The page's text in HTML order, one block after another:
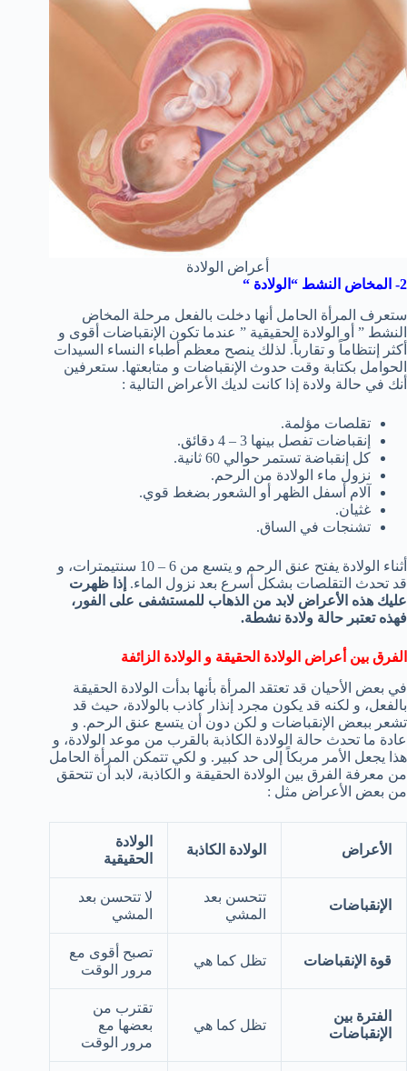
أعراض الولادة
2- المخاض النشط “الولادة “
ستعرف المرأة الحامل أنها دخلت بالفعل مرحلة المخاض
النشط ” أو الولادة الحقيقية ” عندما تكون الإنقباضات أقوى و
أكثر إنتظاماً و تقارباً. لذلك ينصح معظم أطباء النساء السيدات
الحوامل بكتابة وقت حدوث الإنقباضات و متابعتها. ستعرفين
أنك في حالة ولادة إذا كانت لديك الأعراض التالية :
تقلصات مؤلمة.
إنقباضات تفصل بينها 3 – 4 دقائق.
كل إنقباضة تستمر حوالي 60 ثانية.
نزول ماء الولادة من الرحم.
آلام أسفل الظهر أو الشعور بضغط قوي.
غثيان.
تشنجات في الساق.
أثناء الولادة يفتح عنق الرحم و يتسع من 6 – 10 سنتيمترات، و
قد تحدث التقلصات بشكل أسرع بعد نزول الماء. إذا ظهرت
عليك هذه الأعراض لابد من الذهاب للمستشفى على الفور،
فهذه تعتبر حالة ولادة نشطة.
الفرق بين أعراض الولادة الحقيقة و الولادة الزائفة
في بعض الأحيان قد تعتقد المرأة بأنها بدأت الولادة الحقيقة
بالفعل، و لكنه قد يكون مجرد إنذار كاذب بالولادة، حيث قد
تشعر ببعض الإنقباضات و لكن دون أن يتسع عنق الرحم. و
عادة ما تحدث حالة الولادة الكاذبة بالقرب من موعد الولادة، و
هذا يجعل الأمر مربكاً إلى حد كبير. و لكي تتمكن المرأة الحامل
من معرفة الفرق بين الولادة الحقيقة و الكاذبة، لابد أن تتحقق
من بعض الأعراض مثل :
الأعراض الولادة الكاذبة
الولادة
الحقيقية
الإنقباضات
تتحسن بعد
المشي
لا تتحسن بعد
المشي
قوة الإنقباضات تظل كما هي
تصبح أقوى مع
مرور الوقت
الفترة بين
الإنقباضات
تظل كما هي
تقترب من
بعضها مع
مرور الوقت